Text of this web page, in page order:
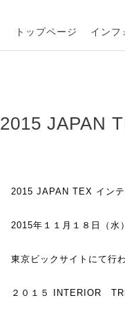
トップページ
インフ
2015 JAPAN
2015 JAPAN TEX イン
2015年１１月１８日（水
東京ビックサイトにて行
２０１５ INTERIOR